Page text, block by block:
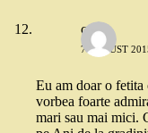
cris
7 AUGUST
Eu am doar o fetita
vorbea foarte
mari sau mai mici.